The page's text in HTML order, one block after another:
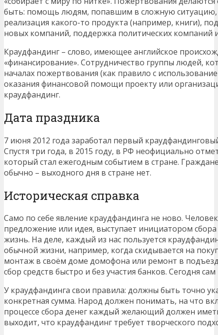
быть: помощь людям, попавшим в сложную ситуацию,
реализация какого-то продукта (например, книги),
новых компаний, поддержка политических компаний
Краудфандинг – слово, имеющее английское
«финансирование». Сотрудничество группы людей,
началах пожертвования (как правило с
оказания финансовой помощи проекту или
краудфандинг.
Дата праздника
7 июня 2012 года заработал первый
Спустя три года, в 2015 году, в РФ неофициально
который стал ежегодным событием в стране.
обычно – выходного дня в стране нет.
Историческая справка
Само по себе явление краудфандинга не ново.
предложение или идея, выступает инициатором
жизнь. На деле, каждый из нас пользуется
обычной жизни, например, когда скидывается на
монтаж в своём доме домофона или ремонт в
сбор средств быстро и без участия банков. Сегодня
У краудфандинга свои правила: должны быть точно
конкретная сумма. Народ должен понимать, на что
процессе сбора денег каждый желающий должен
выходит, что краудфандинг требует творческого